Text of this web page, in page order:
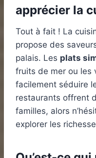
apprécier la
Tout à fait ! La
propose des
palais. Les plats
fruits de mer ou les
facilement séduire
restaurants offrent
familles, alors
explorer les